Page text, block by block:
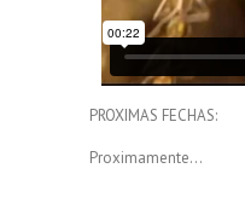
PROXIMAS FECHAS:
Proximamente…